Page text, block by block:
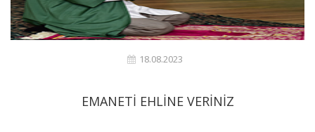
18.08.2023
EMANETİ EHLİNE VERİNİZ